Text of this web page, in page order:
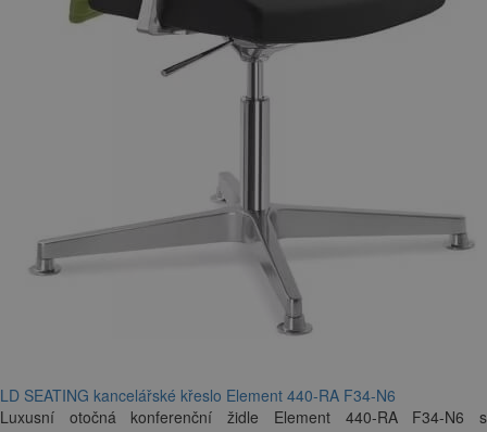
LD SEATING kancelářské křeslo Element 440-RA F34-N6
Luxusní otočná konferenční židle Element 440-RA F34-N6 s